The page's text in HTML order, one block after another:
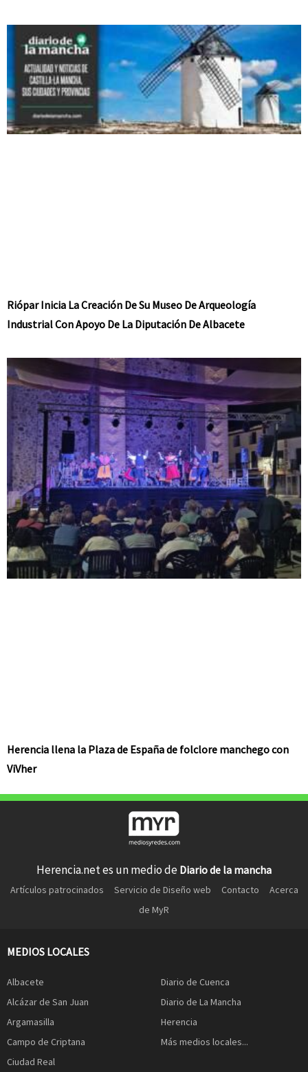
Riópar Inicia La Creación De Su Museo De Arqueología
Industrial Con Apoyo De La Diputación De Albacete
Herencia llena la Plaza de España de folclore manchego con
ViVher
Herencia.net es un medio de Diario de la mancha
Artículos patrocinados Servicio de Diseño web Contacto
Acerca
de MyR
MEDIOS LOCALES
Albacete
Alcázar de San Juan
Argamasilla
Campo de Criptana
Ciudad Real
Diario de Cuenca
Diario de La Mancha
Herencia
Más medios locales...